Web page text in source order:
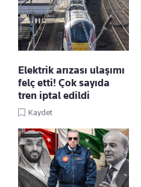
Elektrik arızası ulaşımı
felç etti! Çok sayıda
tren iptal edildi
Kaydet